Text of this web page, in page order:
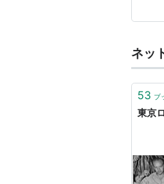
ネッ
53 ブ
東京